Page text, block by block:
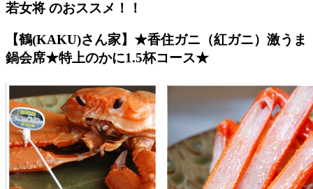
若女将 のおススメ！！
【鶴(KAKU)さん家】★香住ガニ（紅ガニ）激うま
鍋会席★特上のかに1.5杯コース★